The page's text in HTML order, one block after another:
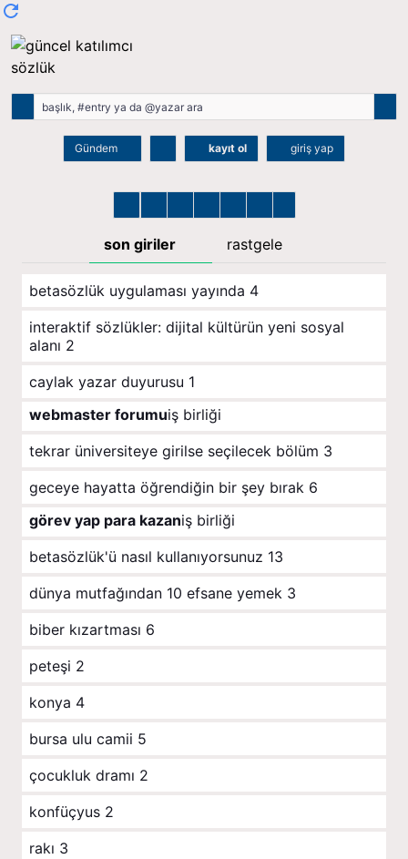
Gündem kayıt ol giriş yap
son giriler rastgele
betasözlük uygulaması yayında 4
i̇nteraktif sözlükler: dijital kültürün yeni sosyal
alanı 2
caylak yazar duyurusu 1
webmaster forumuiş birliği
tekrar üniversiteye girilse seçilecek bölüm 3
geceye hayatta öğrendiğin bir şey bırak 6
görev yap para kazaniş birliği
betasözlük'ü nasıl kullanıyorsunuz 13
dünya mutfağından 10 efsane yemek 3
biber kızartması 6
peteşi 2
konya 4
bursa ulu camii 5
çocukluk dramı 2
konfüçyus 2
rakı 3